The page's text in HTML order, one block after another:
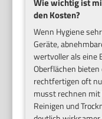
den Kosten?
Wenn Hygiene
Geräte,
wertvoller als eine
Oberflächen
rechtfertigen oft
musst rechnen mit
Reinigen und